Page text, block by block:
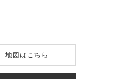
地図 はこちら